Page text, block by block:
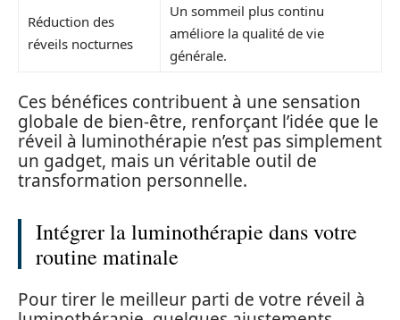
Réduction des
réveils nocturnes
Un sommeil plus continu
améliore la qualité de vie
générale.
Ces bénéfices contribuent à une sensation
globale de bien-être, renforçant l’idée que le
réveil à luminothérapie n’est pas simplement
un gadget, mais un véritable outil de
transformation personnelle.
Intégrer la luminothérapie dans votre
routine matinale
Pour tirer le meilleur parti de votre réveil à